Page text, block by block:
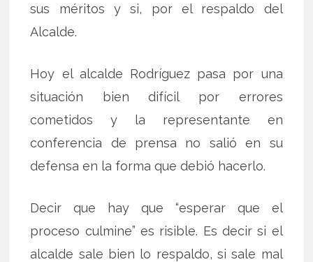
sus méritos y si, por el respaldo del
Alcalde.
Hoy el alcalde Rodríguez pasa por una
situación bien difícil por errores
cometidos y la representante en
conferencia de prensa no salió en su
defensa en la forma que debió hacerlo.
Decir que hay que “esperar que el
proceso culmine” es risible. Es decir si el
alcalde sale bien lo respaldo, si sale mal